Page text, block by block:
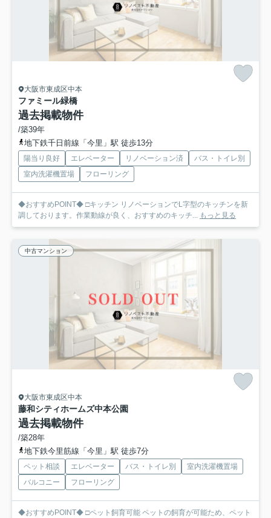
大阪市東成区中本
ファミール緑橋
過去掲載物件
/築39年
地下鉄千日前線「今里」駅 徒歩13分
陽当り良好 エレベーター リノベーション済
バス・トイレ別
室内洗濯機置場
フローリング
◆おすすめPOINT◆ □キッチン リノベーションでL字型のキッチンを新
調しております。作業動線が良く、おすすめのキッチ... もっと見る
中古マンション
大阪市東成区中本
藤和シティホームズ中本公園
過去掲載物件
/築28年
地下鉄今里筋線「今里」駅 徒歩7分
ペット相談 エレベーター バス・トイレ別
室内洗濯機置場
バルコニー
フローリング
◆おすすめPOINT◆ □ペット飼育可能 ペットの飼育が可能ため、ペット